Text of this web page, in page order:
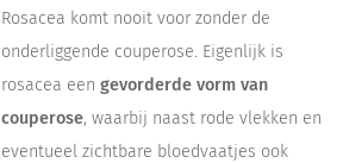
Rosacea komt nooit voor zonder de
onderliggende couperose. Eigenlijk is
rosacea een gevorderde vorm van
couperose, waarbij naast rode vlekken en
eventueel zichtbare bloedvaatjes ook